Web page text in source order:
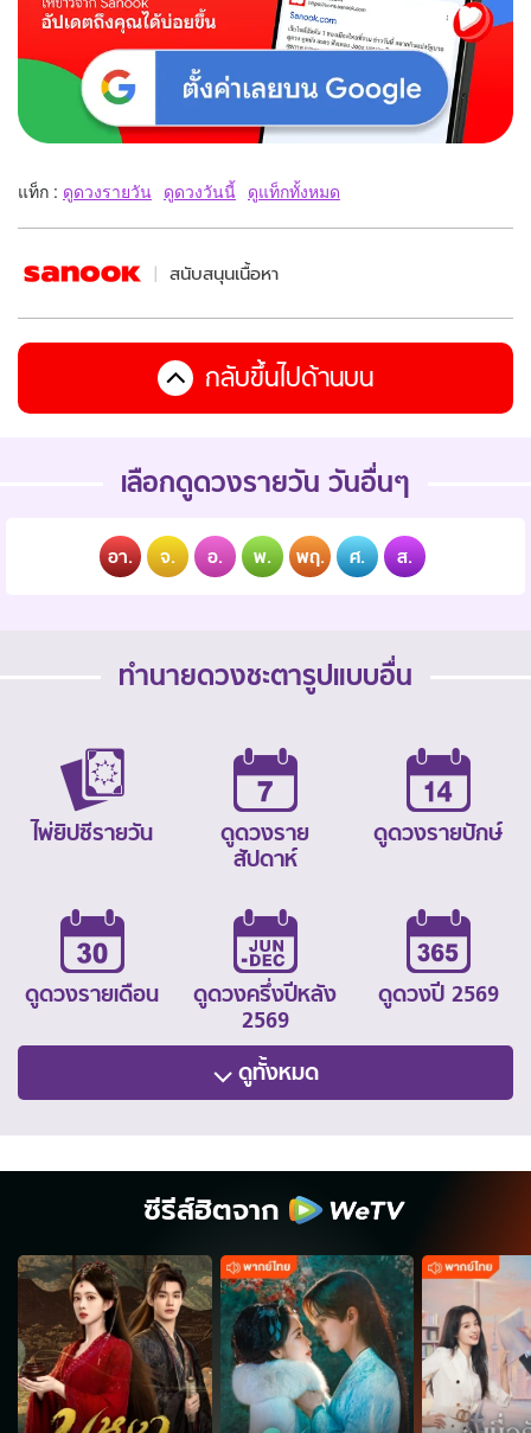
แท็ก : ดูดวงรายวัน ดูดวงวันนี้ ดูแท็กทั้งหมด
สนับสนุนเนื้อหา
กลับขึ้นไปด้านบน
เลือกดูดวงรายวัน วันอื่นๆ
อา. จ. อ. พ. พฤ. ศ. ส.
ทำนายดวงชะตารูปแบบอื่น
ไพ่ยิปซีรายวัน
ดูดวงราย
สัปดาห์
ดูดวงรายปักษ์
ดูดวงรายเดือน
ดูดวงครึ่งปีหลัง
2569
ดูดวงปี 2569
ดูทั้งหมด
ซีรีส์ฮิตจาก